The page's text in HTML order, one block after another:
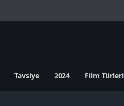
Tavsiye 2024 Film Türleri